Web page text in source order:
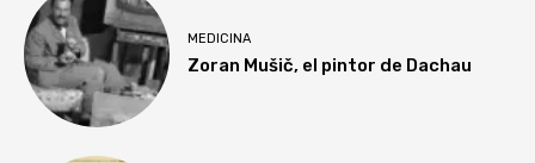
MEDICINA
Zoran Mušič, el pintor de Dachau